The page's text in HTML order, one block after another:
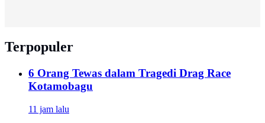
Terpopuler
6 Orang Tewas dalam Tragedi Drag Race
Kotamobagu
11 jam lalu